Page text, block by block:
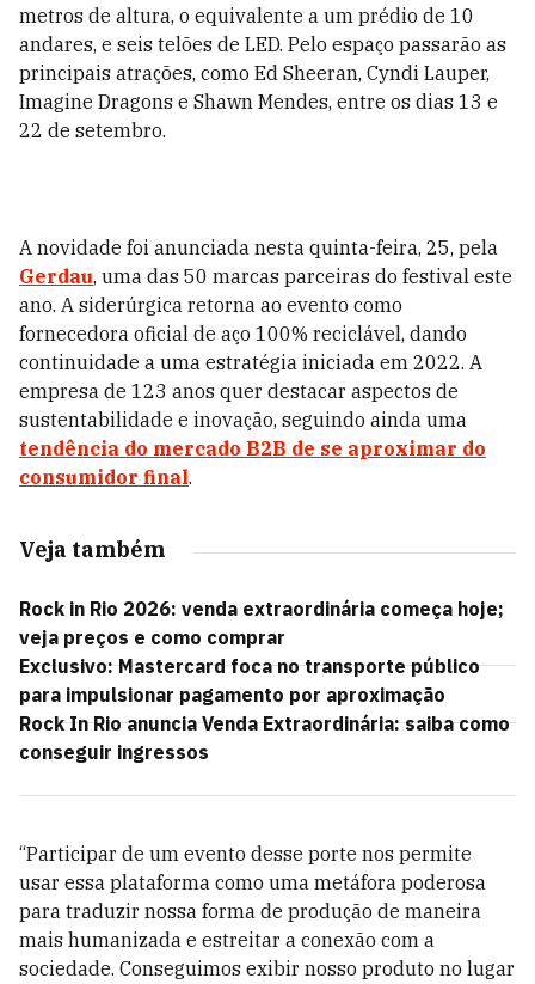
metros de altura, o equivalente a um prédio de 10
andares, e seis telões de LED. Pelo espaço passarão as
principais atrações, como Ed Sheeran, Cyndi Lauper,
Imagine Dragons e Shawn Mendes, entre os dias 13 e
22 de setembro.
A novidade foi anunciada nesta quinta-feira, 25, pela
Gerdau, uma das 50 marcas parceiras do festival este
ano. A siderúrgica retorna ao evento como
fornecedora oficial de aço 100% reciclável, dando
continuidade a uma estratégia iniciada em 2022. A
empresa de 123 anos quer destacar aspectos de
sustentabilidade e inovação, seguindo ainda uma
tendência do mercado B2B de se aproximar do
consumidor final.
Veja também
Rock in Rio 2026: venda extraordinária começa hoje;
veja preços e como comprar
Exclusivo: Mastercard foca no transporte público
para impulsionar pagamento por aproximação
Rock In Rio anuncia Venda Extraordinária: saiba como
conseguir ingressos
“Participar de um evento desse porte nos permite
usar essa plataforma como uma metáfora poderosa
para traduzir nossa forma de produção de maneira
mais humanizada e estreitar a conexão com a
sociedade. Conseguimos exibir nosso produto no lugar